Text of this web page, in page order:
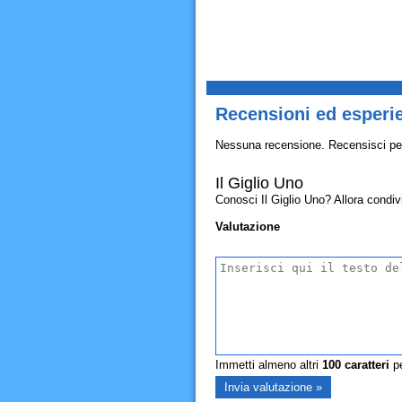
Recensioni ed
Nessuna recensione. Recensisci
Il Giglio Uno
Conosci Il Giglio Uno? Allora
Valutazione
Immetti almeno altri 100caratteri